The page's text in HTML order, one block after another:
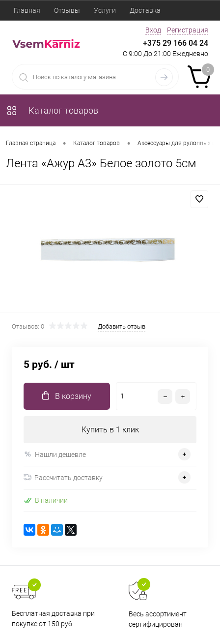
Главная Отзывы Услуги Доставка
Вход Регистрация
+375 29 166 04 24
С 9:00 До 21:00 Ежедневно
0
Каталог товаров
Главная страница • Каталог товаров • Аксессуары для рулонных
Лента «Ажур А3» Белое золото 5см
Отзывов: 0 Добавить отзыв
5 руб. / шт
В корзину
Купить в 1 клик
Нашли дешевле
Рассчитать доставку
В наличии
Бесплатная доставка при
покупке от 150 руб
Весь ассортимент
сертифицирован